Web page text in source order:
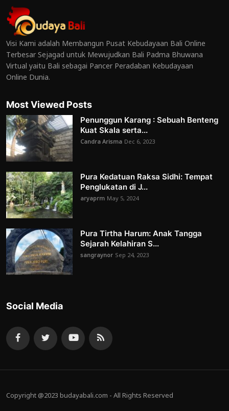
Visi Kami adalah Membangun Pusat Kebudayaan Bali Online
Terbesar Sejagad untuk Mewujudkan Bali Padma Bhuwana
Virtual yaitu Bali sebagai Pancer Peradaban Kebudayaan
Online Dunia.
Most Viewed Posts
Penunggun Karang : Sebuah Benteng
Kuat Skala serta...
Candra Arisma Dec 6, 2023
Pura Kedatuan Raksa Sidhi: Tempat
Penglukatan di J...
aryaprm May 5, 2024
Pura Tirtha Harum: Anak Tangga
Sejarah Kelahiran S...
sangraynor Sep 24, 2023
Social Media
Copyright @2023 budayabali.com - All Rights Reserved